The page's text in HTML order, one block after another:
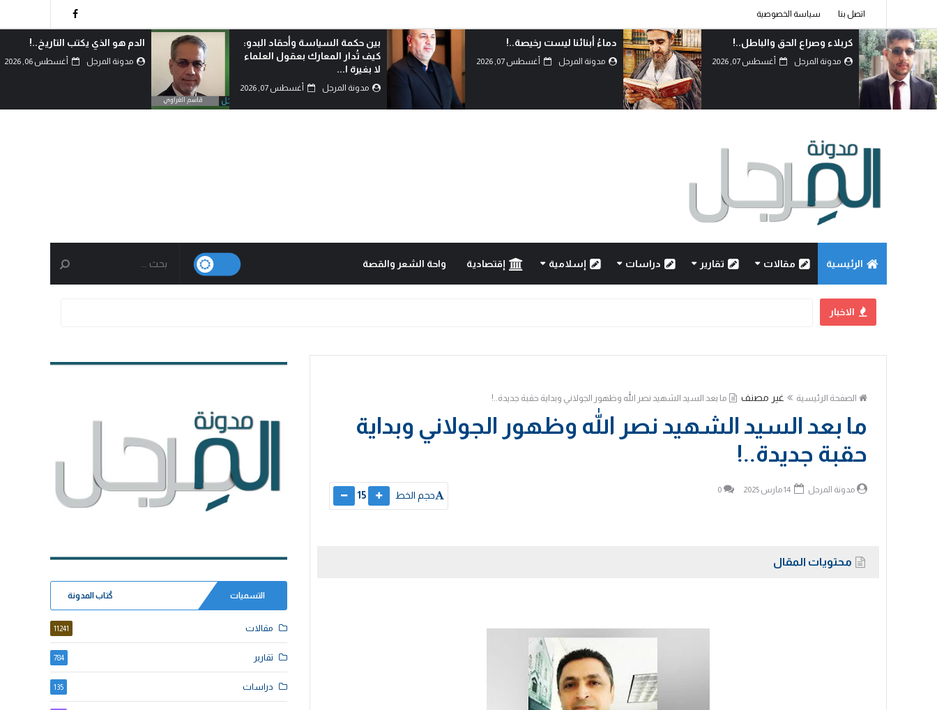
اتصل بنا سياسة الخصوصية
دماءُ أبنائنا ليست رخيصة..!
مدونة المرجل أغسطس 07, 2026
بين حكمة السياسة وأحقاد البدو:
كيف تُدار المعارك بعقول العلماء
لا بغيرة ا...
الدم هو الذي يكتب التاريخ..!
مدونة المرجل أغسطس 06, 2026
لماذا اختار الشيعة خيار احتضان
المقاومة رغم امتلاكهم الدولة؟!
الرئيسية مقالات تقارير دراسات إسلامية إقتصادية واحة الشعر والقصة
الاخبار
الصفحة الرئيسية غير مصنف ما بعد السيد الشهيد نصر الله وظهور الجولاني وبداية حقبة جديدة..!
ما بعد السيد الشهيد نصر الله وظهور الجولاني وبداية
حقبة جديدة..!
مدونة المرجل 0 حجم الخط 15
محتويات المقال
التسميات كُتاب المدونة
مقالات 11241
تقارير 784
دراسات 135